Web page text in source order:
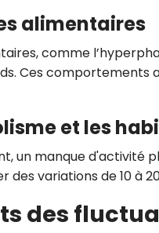
alimentaires
comme
Ces comportements
et les
un manque d'activité
des variations de 10 à
des